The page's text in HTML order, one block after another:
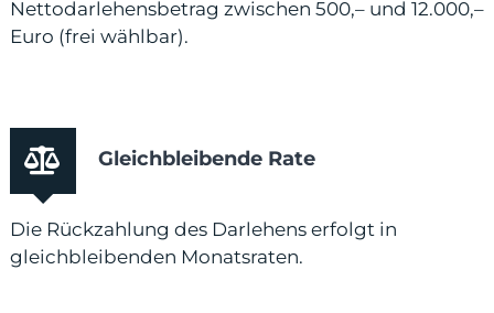
Nettodarlehensbetrag zwischen 500,– und 12.000,–
Euro (frei wählbar).
Gleichbleibende Rate
Die Rückzahlung des Darlehens erfolgt in
gleichbleibenden Monatsraten.